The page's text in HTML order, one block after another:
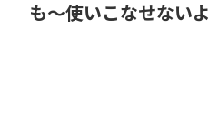
も～使いこなせないよ